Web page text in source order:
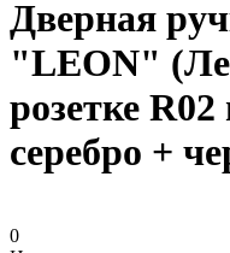
Дверная
"LEON"
розетке
серебро +
0